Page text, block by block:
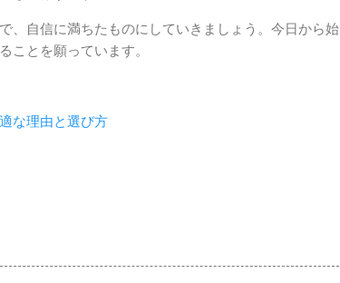
、自信に満ちたものにしていきましょう。今日から始
ことを願っています。
な理由と選び方